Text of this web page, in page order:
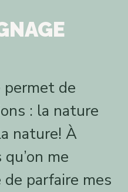
permet de
: la nature
nature! À
me
parfaire mes